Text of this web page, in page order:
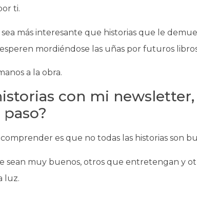
ti.
más interesante que historias que le
mordiéndose las uñas por futuros
a la obra.
con mi
es que no todas las historias son
sean muy buenos, otros que entretengan y
luz.